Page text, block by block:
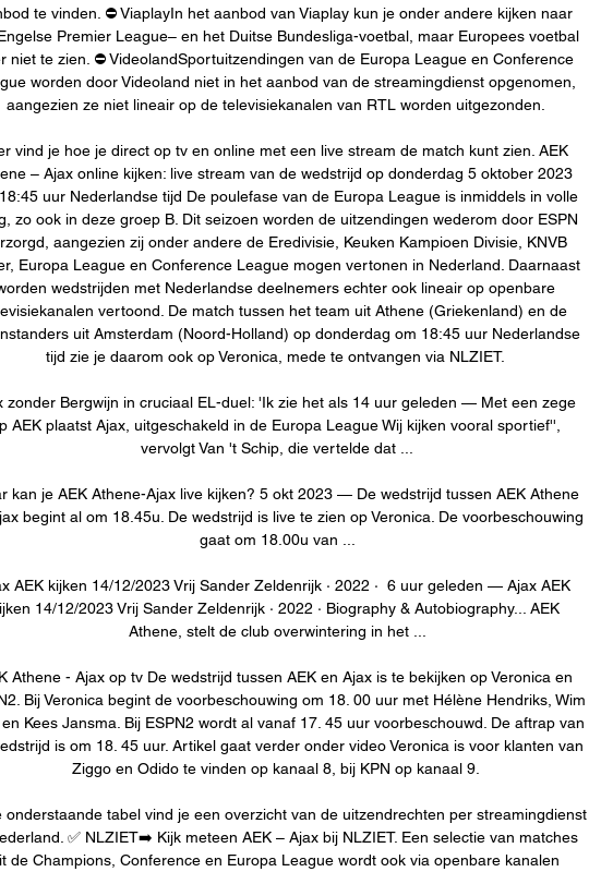
te vinden. ⛔️ ViaplayIn het aanbod van Viaplay kun je onder andere kijken naar
Premier League– en het Duitse Bundesliga-voetbal, maar Europees voetbal
niet te zien. ⛔️ VideolandSportuitzendingen van de Europa League en Conference
worden door Videoland niet in het aanbod van de streamingdienst opgenomen,
aangezien ze niet lineair op de televisiekanalen van RTL worden uitgezonden.
vind je hoe je direct op tv en online met een live stream de match kunt zien. AEK
– Ajax online kijken: live stream van de wedstrijd op donderdag 5 oktober 2023
uur Nederlandse tijd De poulefase van de Europa League is inmiddels in volle
zo ook in deze groep B. Dit seizoen worden de uitzendingen wederom door ESPN
aangezien zij onder andere de Eredivisie, Keuken Kampioen Divisie, KNVB
Europa League en Conference League mogen vertonen in Nederland. Daarnaast
wedstrijden met Nederlandse deelnemers echter ook lineair op openbare
vertoond. De match tussen het team uit Athene (Griekenland) en de
uit Amsterdam (Noord-Holland) op donderdag om 18:45 uur Nederlandse
tijd zie je daarom ook op Veronica, mede te ontvangen via NLZIET.
zonder Bergwijn in cruciaal EL-duel: 'Ik zie het als 14 uur geleden — Met een zege
AEK plaatst Ajax, uitgeschakeld in de Europa League Wij kijken vooral sportief'',
vervolgt Van 't Schip, die vertelde dat ...
kan je AEK Athene-Ajax live kijken? 5 okt 2023 — De wedstrijd tussen AEK Athene
begint al om 18.45u. De wedstrijd is live te zien op Veronica. De voorbeschouwing
gaat om 18.00u van ...
AEK kijken 14/12/2023 Vrij Sander Zeldenrijk · 2022 · ‎ 6 uur geleden — Ajax AEK
14/12/2023 Vrij Sander Zeldenrijk · 2022 · ‎Biography & Autobiography... AEK
Athene, stelt de club overwintering in het ...
Athene - Ajax op tv De wedstrijd tussen AEK en Ajax is te bekijken op Veronica en
Bij Veronica begint de voorbeschouwing om 18. 00 uur met Hélène Hendriks, Wim
en Kees Jansma. Bij ESPN2 wordt al vanaf 17. 45 uur voorbeschouwd. De aftrap van
is om 18. 45 uur. Artikel gaat verder onder video Veronica is voor klanten van
Ziggo en Odido te vinden op kanaal 8, bij KPN op kanaal 9.
onderstaande tabel vind je een overzicht van de uitzendrechten per streamingdienst
✅ NLZIET➡️ Kijk meteen AEK – Ajax bij NLZIET. Een selectie van matches
de Champions, Conference en Europa League wordt ook via openbare kanalen